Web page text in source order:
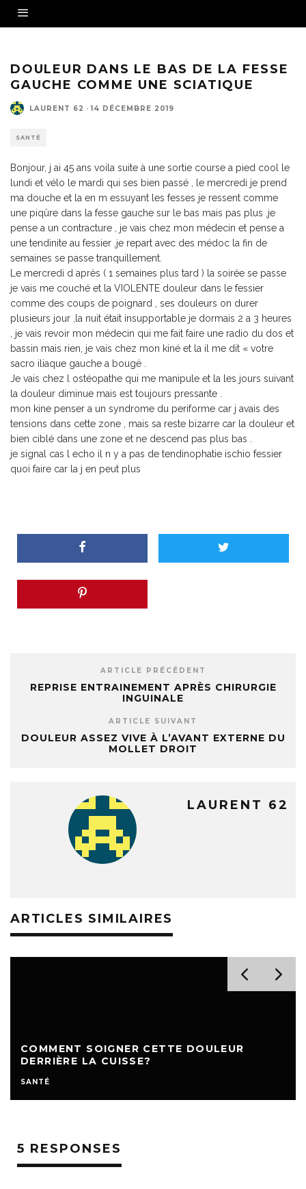
DOULEUR DANS LE BAS DE LA FESSE
GAUCHE COMME UNE SCIATIQUE
LAURENT 62 · 14 DÉCEMBRE 2019
SANTÉ
Bonjour, j ai 45 ans voila suite à une sortie course a pied cool le
lundi et vélo le mardi qui ses bien passé , le mercredi je prend
ma douche et la en m essuyant les fesses je ressent comme
une piqûre dans la fesse gauche sur le bas mais pas plus ,je
pense a un contracture , je vais chez mon médecin et pense a
une tendinite au fessier ,je repart avec des médoc la fin de
semaines se passe tranquillement.
Le mercredi d après ( 1 semaines plus tard ) la soirée se passe
je vais me couché et la VIOLENTE douleur dans le fessier
comme des coups de poignard , ses douleurs on durer
plusieurs jour ,la nuit était insupportable je dormais 2 a 3 heures
, je vais revoir mon médecin qui me fait faire une radio du dos et
bassin mais rien, je vais chez mon kiné et la il me dit « votre
sacro iliaque gauche a bougé .
Je vais chez l ostéopathe qui me manipule et la les jours suivant
la douleur diminue mais est toujours pressante .
mon kine penser a un syndrome du periforme car j avais des
tensions dans cette zone , mais sa reste bizarre car la douleur et
bien ciblé dans une zone et ne descend pas plus bas .
je signal cas l echo il n y a pas de tendinophatie ischio fessier
quoi faire car la j en peut plus
ARTICLE PRÉCÉDENT
REPRISE ENTRAINEMENT APRÈS CHIRURGIE
INGUINALE
ARTICLE SUIVANT
DOULEUR ASSEZ VIVE À L’AVANT EXTERNE DU
MOLLET DROIT
LAURENT 62
ARTICLES SIMILAIRES
COMMENT SOIGNER CETTE DOULEUR
DERRIÈRE LA CUISSE?
SANTÉ
5 RESPONSES